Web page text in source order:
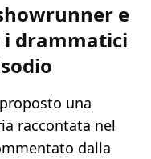
e
i drammatici
una
raccontata nel
dalla